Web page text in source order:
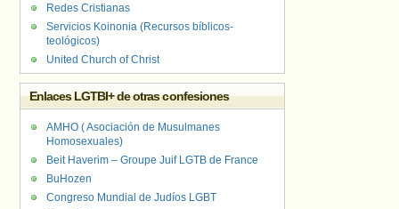
Redes Cristianas
Servicios Koinonia (Recursos bíblicos-
teológicos)
United Church of Christ
Enlaces LGTBI+ de otras confesiones
AMHO ( Asociación de Musulmanes
Homosexuales)
Beit Haverim – Groupe Juif LGTB de France
BuHozen
Congreso Mundial de Judíos LGBT